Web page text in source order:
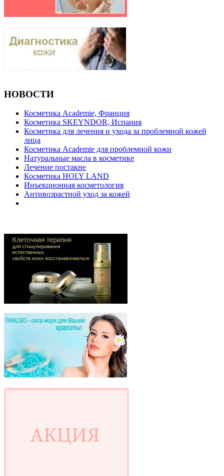
НОВОСТИ
Косметика Academie, Франция
Косметика SKEYNDOR, Испания
Косметика для лечения и ухода за проблемной кожей
лица
Косметика Academie для проблемной кожи
Натуральные масла в косметике
Лечение постакне
Косметика HOLY LAND
Инъекционная косметология
Антивозрастной уход за кожей